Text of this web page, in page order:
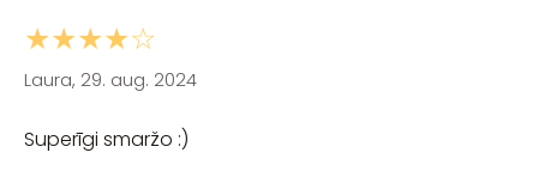
★★★★☆
Laura, 29. aug. 2024
Superīgi smaržo :)